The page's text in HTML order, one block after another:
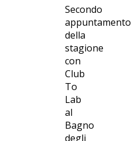
Secondo
appuntamento
della
stagione
con
Club
To
Lab
al
Bagno
degli